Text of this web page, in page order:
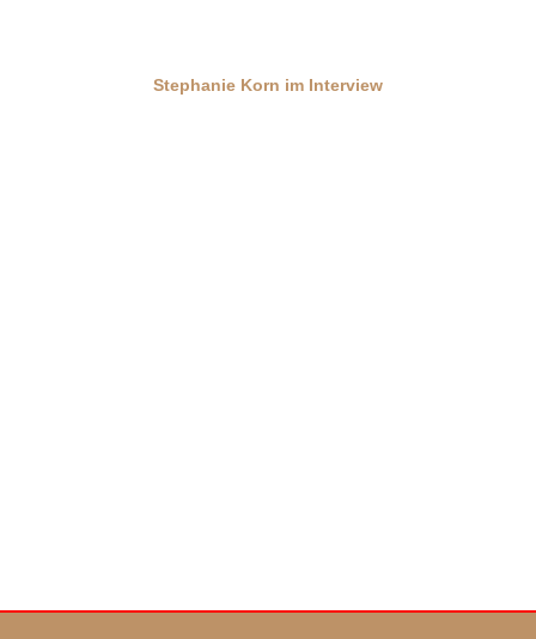
Stephanie Korn im Interview